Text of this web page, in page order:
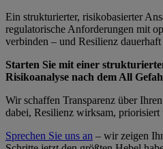
Ein strukturierter, risikobasierter
regulatorische Anforderungen mit
verbinden – und Resilienz
Starten Sie mit einer
Risikoanalyse nach dem All
Wir schaffen Transparenz über
dabei, Resilienz wirksam,
Sprechen Sie uns an – wir zeigen